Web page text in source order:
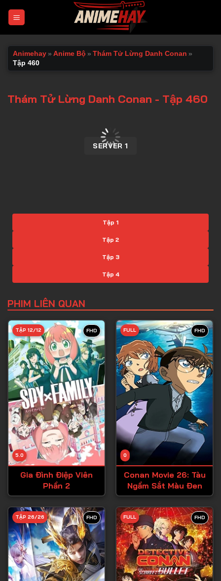
Animehay » Anime Bộ » Thám Tử Lừng Danh Conan »
Tập 460
Thám Tử Lừng Danh Conan - Tập 460
SERVER 1
Tập 1
Tập 2
Tập 3
Tập 4
Tập 6
Tập 7
Tập 8
Tập 9
Tập 10
Tập 11
Tập 12
Tập 13
Tập 14
Tập 15
Tập 17
Tập 18
Tập 19
Tập 20
Tập 21
PHIM LIÊN QUAN
FHD
5.0
TẬP 12/12
Gia Đình Điệp Viên
Phần 2
FHD
0
FULL
Conan Movie 26: Tàu
Ngầm Sắt Màu Đen
FHD
TẬP 26/26 FHD
FULL